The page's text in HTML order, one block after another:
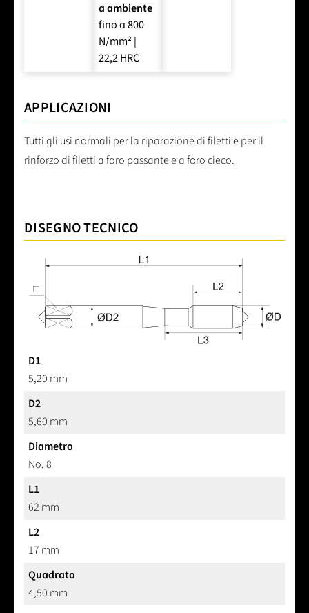
a ambiente
fino a 800
N/mm² |
22,2 HRC
APPLICAZIONI
Tutti gli usi normali per la riparazione di filetti e per il
rinforzo di filetti a foro passante e a foro cieco.
DISEGNO TECNICO
D1
5,20 mm
D2
5,60 mm
Diametro
No. 8
L1
62 mm
L2
17 mm
Quadrato
4,50 mm